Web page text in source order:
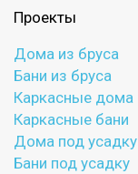
Проекты
Дома из бруса
Бани из бруса
Каркасные дома
Каркасные бани
Дома под усадку
Бани под усадку